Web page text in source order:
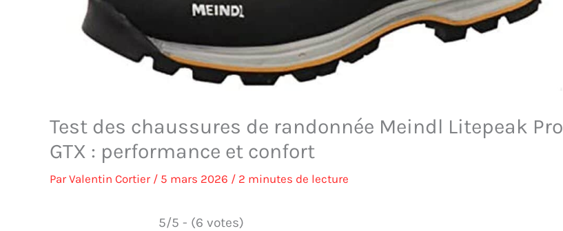
Test des chaussures de randonnée Meindl Litepeak Pro
GTX : performance et confort
ParValentin Cortier / 5 mars 2026 / 2 minutes de lecture
5/5 - (6 votes)